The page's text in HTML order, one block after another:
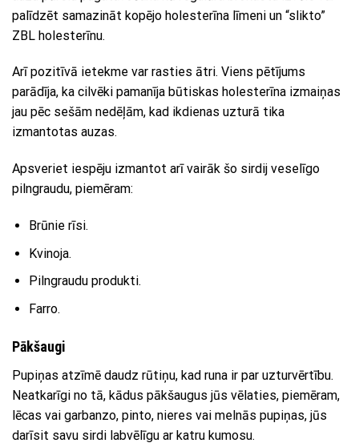
palīdzēt samazināt kopējo holesterīna līmeni un “slikto”
ZBL holesterīnu.
Arī pozitīvā ietekme var rasties ātri. Viens pētījums
parādīja, ka cilvēki pamanīja būtiskas holesterīna izmaiņas
jau pēc sešām nedēļām, kad ikdienas uzturā tika
izmantotas auzas.
Apsveriet iespēju izmantot arī vairāk šo sirdij veselīgo
pilngraudu, piemēram:
Brūnie rīsi.
Kvinoja.
Pilngraudu produkti.
Farro.
Pākšaugi
Pupiņas atzīmē daudz rūtiņu, kad runa ir par uzturvērtību.
Neatkarīgi no tā, kādus pākšaugus jūs vēlaties, piemēram,
lēcas vai garbanzo, pinto, nieres vai melnās pupiņas, jūs
darīsit savu sirdi labvēlīgu ar katru kumosu.